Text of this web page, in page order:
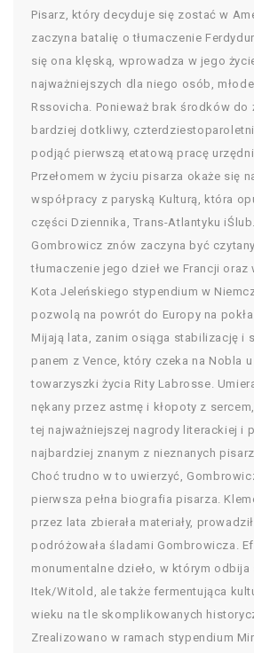
Pisarz, który decyduje się zostać w
zaczyna batalię o tłumaczenie
się ona klęską, wprowadza w jego
najważniejszych dla niego osób,
Rssovicha. Ponieważ brak środków do
bardziej dotkliwy,
podjąć pierwszą etatową pracę
Przełomem w życiu pisarza okaże się
współpracy z paryską Kulturą, która
części Dziennika, Trans-Atlantyku iŚlub.
Gombrowicz znów zaczyna być
tłumaczenie jego dzieł we Francji
Kota Jeleńskiego stypendium w
pozwolą na powrót do Europy na
Mijają lata, zanim osiąga stabilizację i
panem z Vence, który czeka na Nobla
towarzyszki życia Rity Labrosse.
nękany przez astmę i kłopoty z
tej najważniejszej nagrody literackiej i
najbardziej znanym z nieznanych
Choć trudno w to uwierzyć,
pierwsza pełna biografia pisarza.
przez lata zbierała materiały,
podróżowała śladami Gombrowicza.
monumentalne dzieło, w którym odbija
Itek/Witold, ale także fermentująca
wieku na tle skomplikowanych
Zrealizowano w ramach stypendium